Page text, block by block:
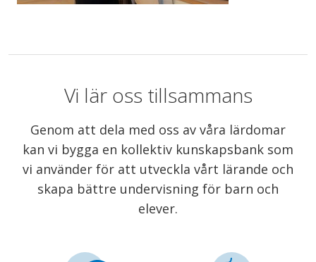
Vi lär oss tillsammans
Genom att dela med oss av våra lärdomar
kan vi bygga en kollektiv kunskapsbank som
vi använder för att utveckla vårt lärande och
skapa bättre undervisning för barn och
elever.